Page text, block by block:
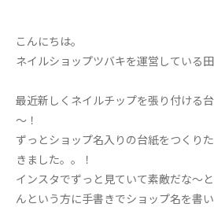
こんにちは。
ネイルショップツバキを運営している
最近新しくネイルチップを張り付ける
～！
ずっとショップ名入りの台紙をつくり
きました。。！
インスタでずっと見ていて素敵だな～
んという方に手書きでショップ名を書